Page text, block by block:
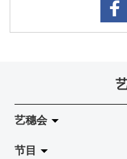
艺穗会
关于艺穗会
节目